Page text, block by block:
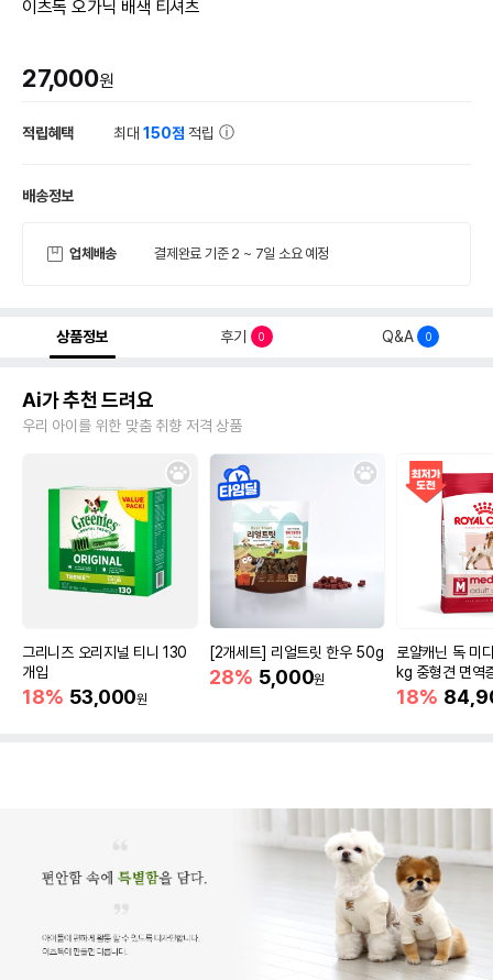
이츠독 오가닉 배색 티셔츠
27,000원
적립혜택 최대150점 적립
배송정보
업체배송 결제완료 기준 2 ~ 7일 소요 예정
상품정보 후기 0 Q&A 0
Ai가 추천 드려요
우리 아이를 위한 맞춤 취향 저격 상품
그리니즈 오리지널 티니 130
개입
18% 53,000원
[2개세트] 리얼트릿 한우 50g
28% 5,000원
로얄캐닌 독 미
kg 중형견 면역
18%